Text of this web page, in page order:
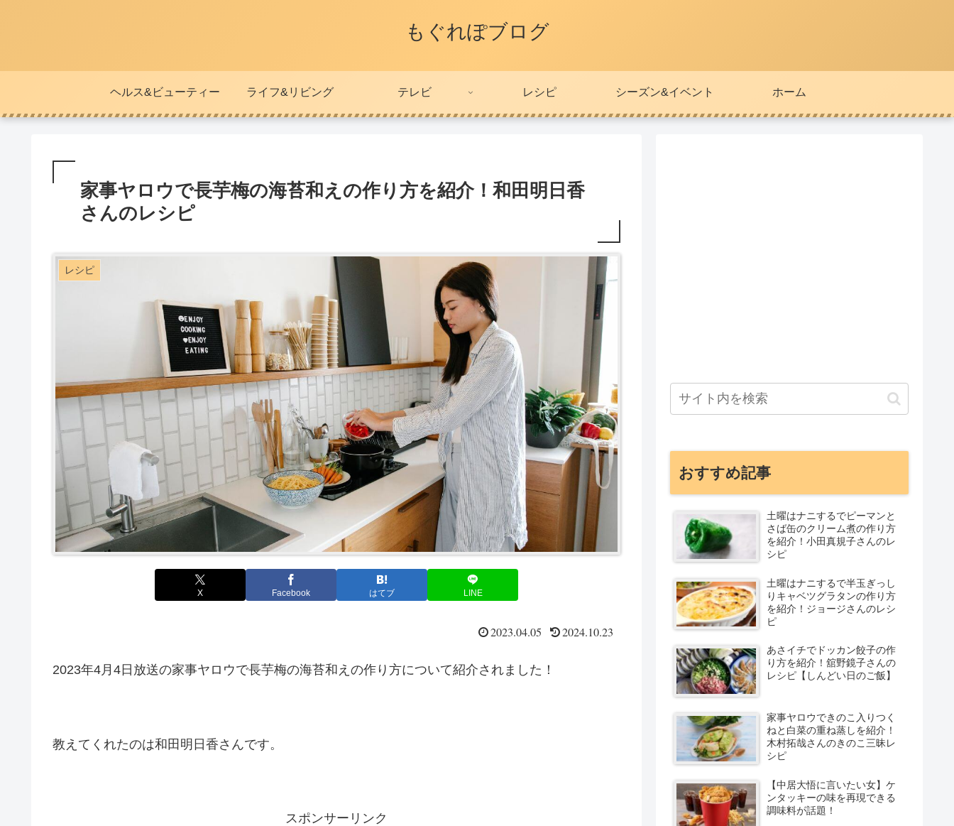
もぐれぽブログ
ヘルス&ビューティー ライフ&リビング テレビ レシピ シーズン&イベント ホーム
家事ヤロウで長芋梅の海苔和えの作り方を紹介！和田明日香
さんのレシピ
レシピ
X Facebook はてブ LINE
2023.04.05 2024.10.23
2023年4月4日放送の家事ヤロウで長芋梅の海苔和えの作り方について紹介されました！
教えてくれたのは和田明日香さんです。
スポンサーリンク
おすすめ記事
土曜はナニするでピーマンと
さば缶のクリーム煮の作り方
を紹介！小田真規子さんのレ
シピ
土曜はナニするで半玉ぎっし
りキャベツグラタンの作り方
を紹介！ジョージさんのレシ
ピ
あさイチでドッカン餃子の作
り方を紹介！舘野鏡子さんの
レシピ【しんどい日のご飯】
家事ヤロウできのこ入りつく
ねと白菜の重ね蒸しを紹介！
木村拓哉さんのきのこ三昧レ
シピ
【中居大悟に言いたい女】ケ
ンタッキーの味を再現できる
調味料が話題！